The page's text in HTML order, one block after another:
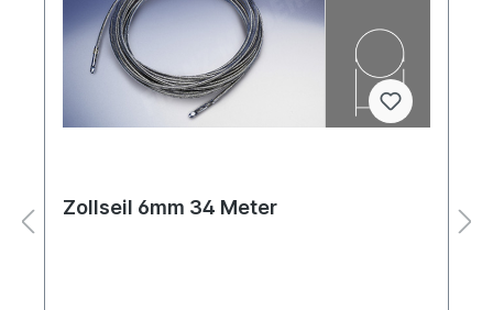
Zollseil 6mm 34 Meter